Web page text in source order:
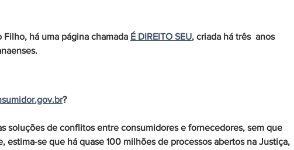
há uma página chamada É DIREITO SEU, criada há três  anos
?
soluções de conflitos entre consumidores e fornecedores, sem que
estima-se que há quase 100 milhões de processos abertos na Justiça,